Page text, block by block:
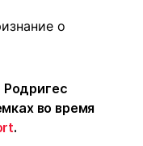
во время
.